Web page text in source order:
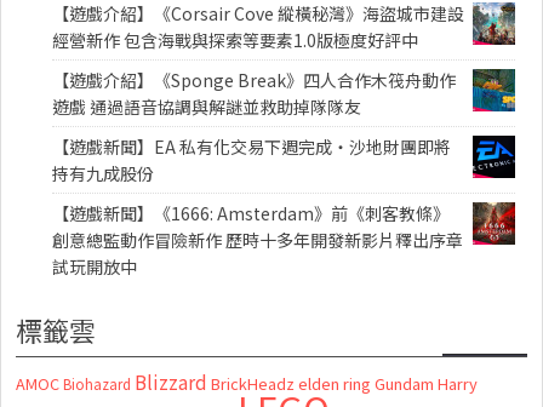
【遊戲介紹】《Corsair Cove 縱橫秘灣》海盜城市建設
經營新作 包含海戰與探索等要素1.0版極度好評中
【遊戲介紹】《Sponge Break》四人合作木筏舟動作
遊戲 通過語音協調與解謎並救助掉隊隊友
【遊戲新聞】EA 私有化交易下週完成・沙地財團即將
持有九成股份
【遊戲新聞】《1666: Amsterdam》前《刺客教條》
創意總監動作冒險新作 歷時十多年開發新影片釋出序章
試玩開放中
標籤雲
AMOC Biohazard Blizzard BrickHeadz elden ring Gundam Harry